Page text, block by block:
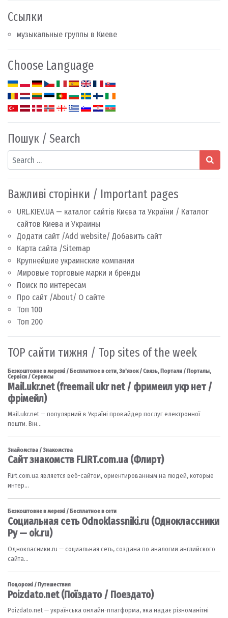
Ссылки
музыкальные группы в Киеве
Choose Language
Пошук / Search
Search
Важливі сторінки / Important pages
URL.KIEV.UA — каталог сайтів Києва та України / Каталог
сайтов Киева и Украины
Додати сайт /Add website/ Добавить сайт
Карта сайта /Sitemap
Крупнейшие украинские компании
Мировые торговые марки и бренды
Поиск по интересам
Про сайт /About/ О сайте
Топ 100
Топ 200
TOP сайти тижня / Top sites of the week